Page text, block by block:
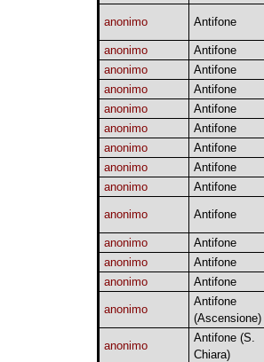
anonimo Antifone
anonimo
Antifone
anonimo
Antifone
anonimo
Antifone
anonimo
Antifone
anonimo
Antifone
anonimo
Antifone
anonimo
Antifone
anonimo
Antifone
anonimo Antifone
anonimo
Antifone
anonimo
Antifone
anonimo
Antifone
anonimo
Antifone
(Ascensione)
anonimo
Antifone (S.
Chiara)